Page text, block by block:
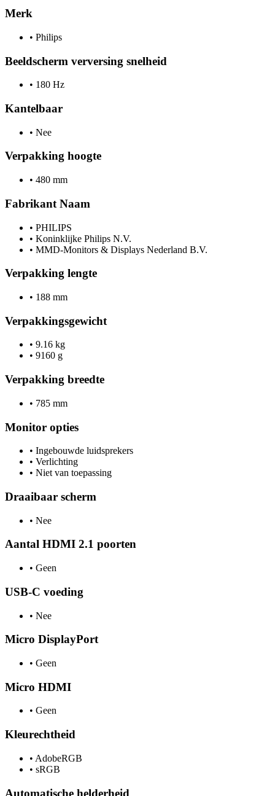
Merk
• Philips
Beeldscherm verversing snelheid
• 180 Hz
Kantelbaar
• Nee
Verpakking hoogte
• 480 mm
Fabrikant Naam
• PHILIPS
• Koninklijke Philips N.V.
• MMD-Monitors & Displays Nederland B.V.
Verpakking lengte
• 188 mm
Verpakkingsgewicht
• 9.16 kg
• 9160 g
Verpakking breedte
• 785 mm
Monitor opties
• Ingebouwde luidsprekers
• Verlichting
• Niet van toepassing
Draaibaar scherm
• Nee
Aantal HDMI 2.1 poorten
• Geen
USB-C voeding
• Nee
Micro DisplayPort
• Geen
Micro HDMI
• Geen
Kleurechtheid
• AdobeRGB
• sRGB
Automatische helderheid